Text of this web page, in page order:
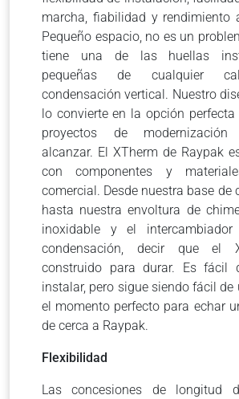
marcha, fiabilidad y rendimiento
Pequeño espacio, no es un
tiene una de las huellas
pequeñas de cualquier
condensación vertical. Nuestro
lo convierte en la opción
proyectos de
alcanzar. El XTherm de Raypak
con componentes y
comercial. Desde nuestra base de
hasta nuestra envoltura de
inoxidable y el
condensación, decir que el
construido para durar. Es fácil
instalar, pero sigue siendo fácil de
el momento perfecto para echar
de cerca a Raypak.
Flexibilidad
Las concesiones de longitud